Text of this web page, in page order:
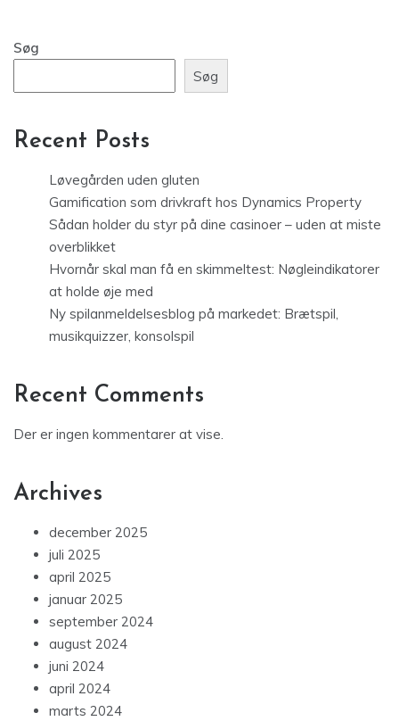
Søg
Søg
Recent Posts
Løvegården uden gluten
Gamification som drivkraft hos Dynamics Property
Sådan holder du styr på dine casinoer – uden at miste
overblikket
Hvornår skal man få en skimmeltest: Nøgleindikatorer
at holde øje med
Ny spilanmeldelsesblog på markedet: Brætspil,
musikquizzer, konsolspil
Recent Comments
Der er ingen kommentarer at vise.
Archives
december 2025
juli 2025
april 2025
januar 2025
september 2024
august 2024
juni 2024
april 2024
marts 2024